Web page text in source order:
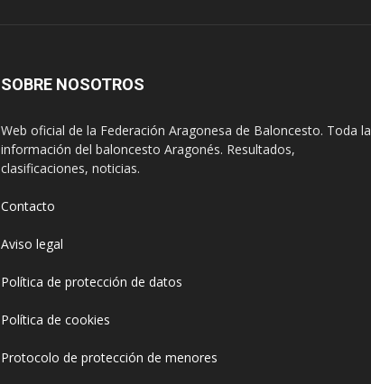
SOBRE NOSOTROS
Web oficial de la Federación Aragonesa de Baloncesto. Toda la
información del baloncesto Aragonés. Resultados,
clasificaciones, noticias.
Contacto
Aviso legal
Política de protección de datos
Política de cookies
Protocolo de protección de menores